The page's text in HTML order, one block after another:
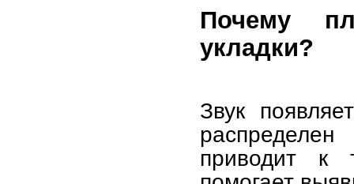
Почему
укладки?
Звук
приводит к